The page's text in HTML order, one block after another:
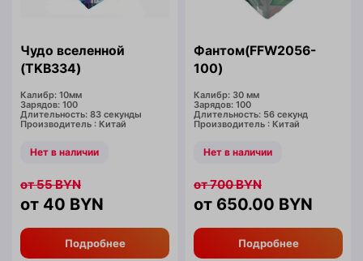
Чудо вселенной
(TKB334)
Калибр: 10мм
Зарядов: 100
Длительность: 83 секунды
Производитель : Китай
Нет в наличии
40 BYN
55BYN
Подробнее
Фантом(FFW2056-
100)
Калибр: 30 мм
Зарядов: 100
Длительность: 56 секунд
Производитель : Китай
Нет в наличии
650.00 BYN
700BYN
Подробнее